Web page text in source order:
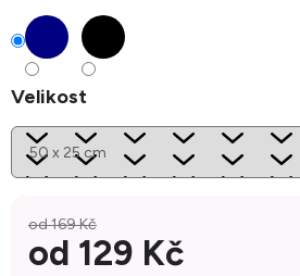
Velikost
od 169 Kč
od 129 Kč